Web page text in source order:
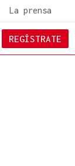
La prensa
REGÍSTRATE